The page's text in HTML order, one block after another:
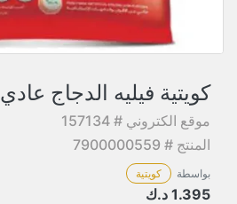
كويتية فيليه الدجاج عادي 700 جم
موقع الكتروني # 157134
المنتج # 7900000559
بواسطة كويتية
1.395 د.ك